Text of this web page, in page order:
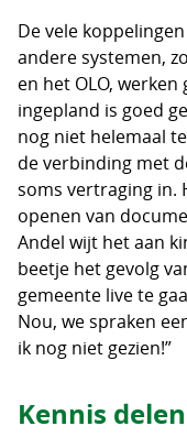
De vele
andere systemen,
en het OLO,
ingepland is goed
nog niet helemaal
de verbinding met
soms vertraging in.
openen van
Andel wijt het aan
beetje het gevolg
gemeente live te
Nou, we spraken
ik nog niet gezien!”
Kennis delen